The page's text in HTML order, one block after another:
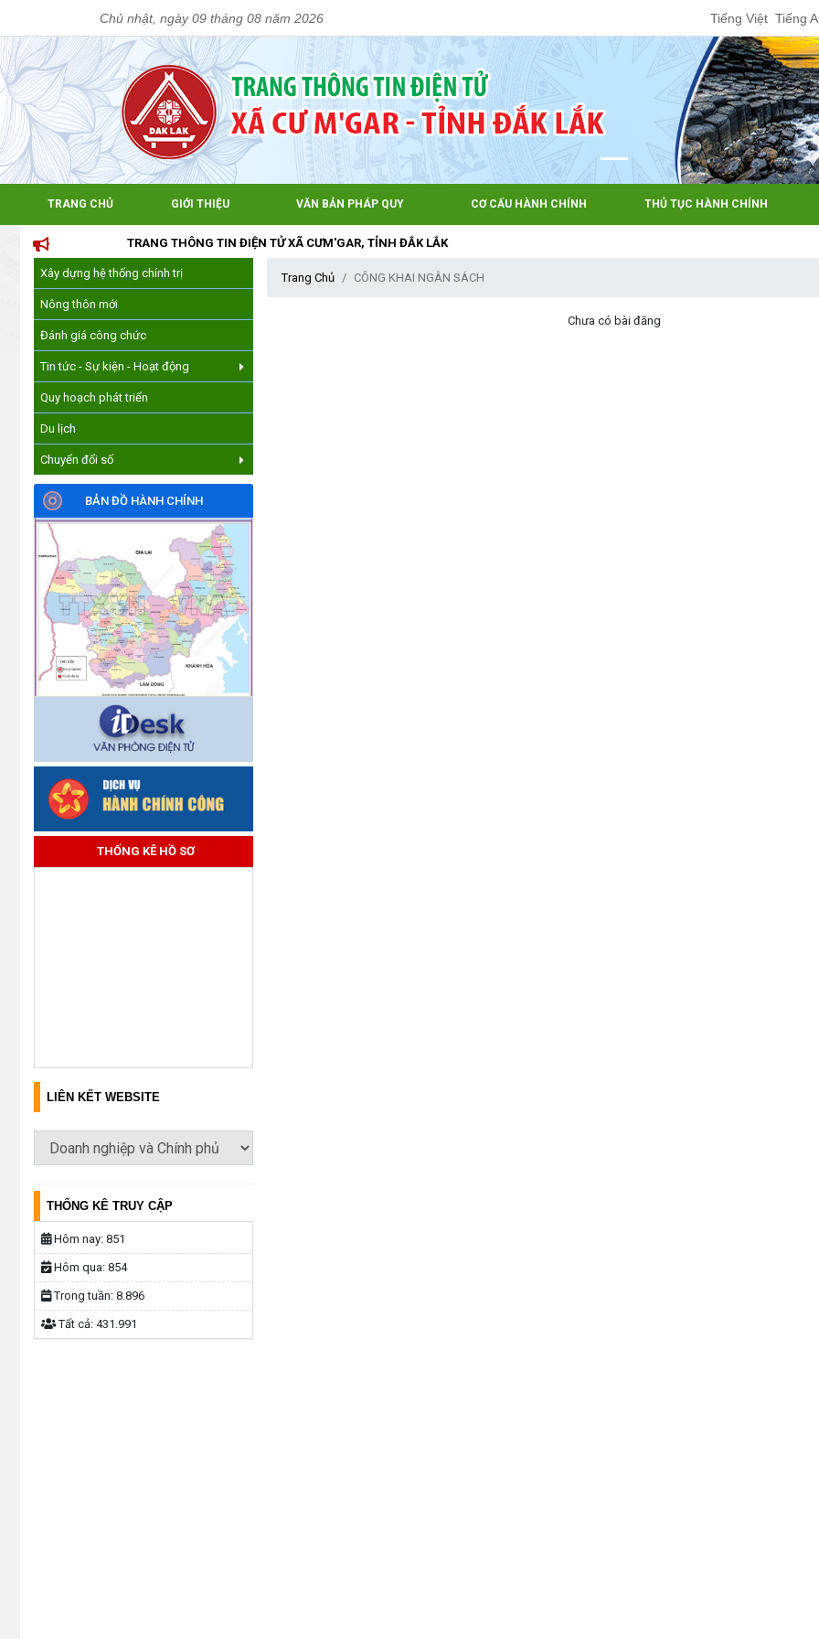
Chủ nhật, ngày 09 tháng 08 năm 2026 Tiếng Việt Tiếng
TRANG CHỦ GIỚI THIỆU VĂN BẢN PHÁP QUY CƠ CẤU HÀNH CHÍNH THỦ TỤC HÀNH CHÍNH
TRANG THÔNG TIN ĐIỆN TỬ XÃ CƯM'GAR, TỈNH ĐẮK LẮK
Xây dựng hệ thống chính trị
Nông thôn mới
Đánh giá công chức
Tin tức - Sự kiện - Hoạt động
Quy hoạch phát triển
Du lịch
Chuyển đổi số
BẢN ĐỒ HÀNH CHÍNH
THỐNG KÊ HỒ SƠ
LIÊN KẾT WEBSITE
THỐNG KÊ TRUY CẬP
Hôm nay: 851
Hôm qua: 854
Trong tuần: 8.896
Tất cả: 431.991
Trang Chủ CÔNG KHAI NGÂN SÁCH
Chưa có bài đăng